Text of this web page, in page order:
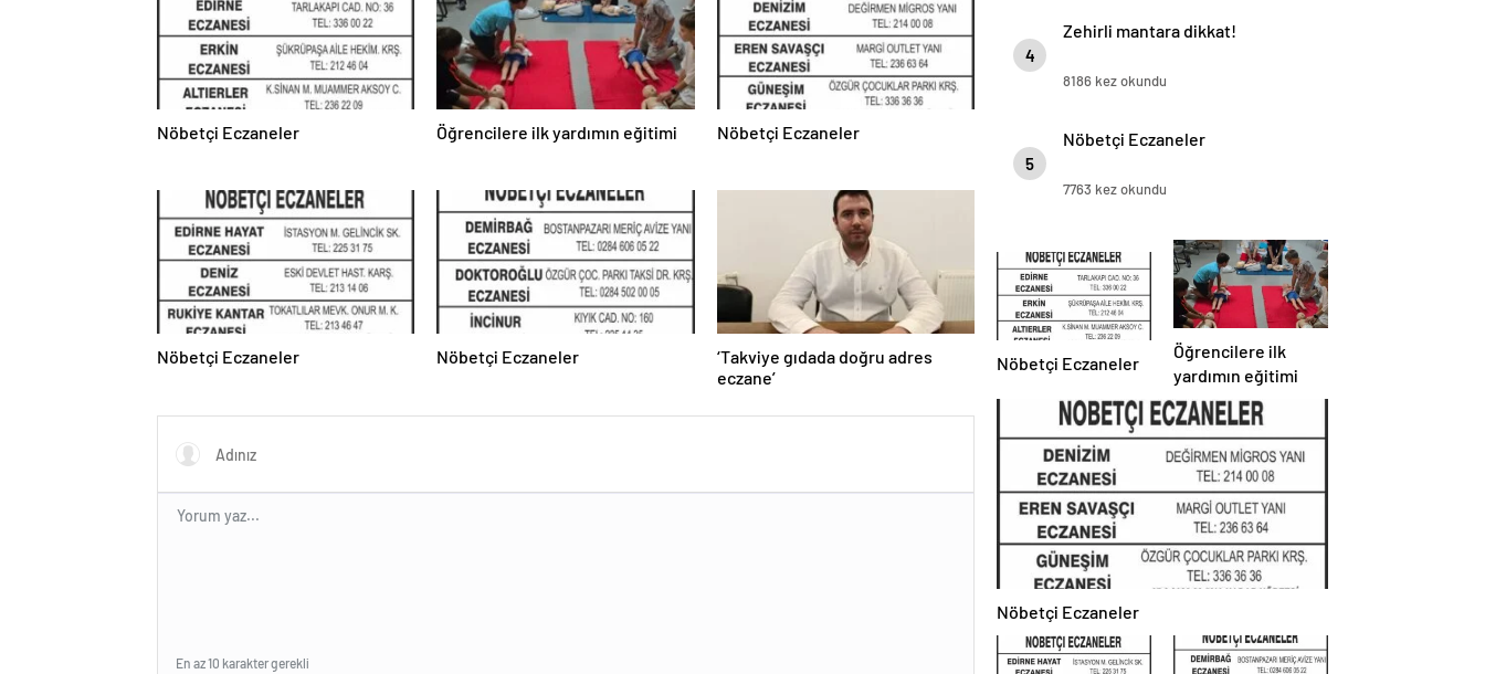
Nöbetçi Eczaneler Öğrencilere ilk yardımın eğitimi Nöbetçi Eczaneler
Nöbetçi Eczaneler Nöbetçi Eczaneler
‘Takviye gıdada doğru adres
eczane’
En az 10 karakter gerekli
4
Zehirli mantara dikkat!
8186 kez okundu
5
Nöbetçi Eczaneler
7763 kez okundu
Nöbetçi Eczaneler
Öğrencilere ilk
yardımın eğitimi
Nöbetçi Eczaneler